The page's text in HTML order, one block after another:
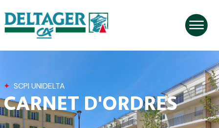
✦ SCPI UNIDELTA
CARNET D'ORDRES